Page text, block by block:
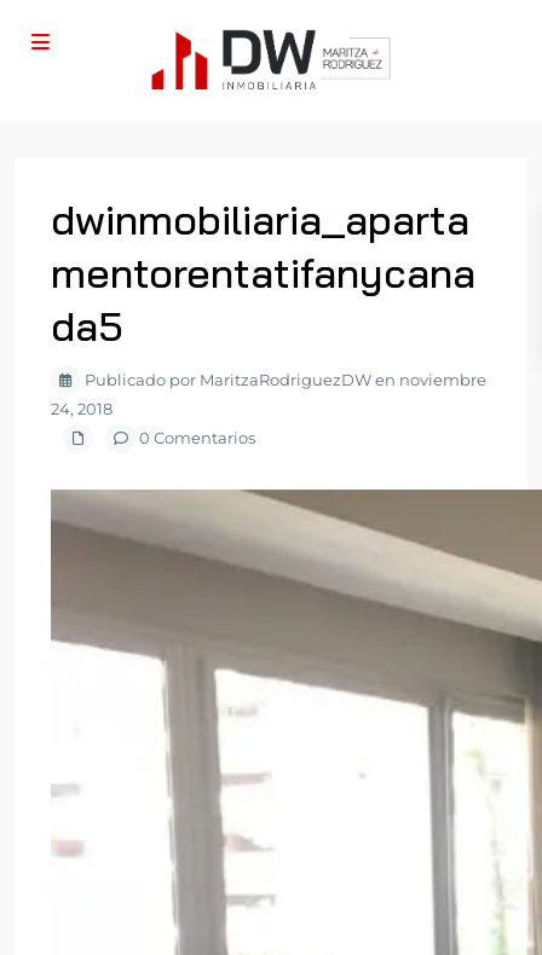
dwinmobiliaria_aparta
mentorentatifanycana
da5
Publicado por MaritzaRodriguezDW en noviembre
24, 2018
0 Comentarios